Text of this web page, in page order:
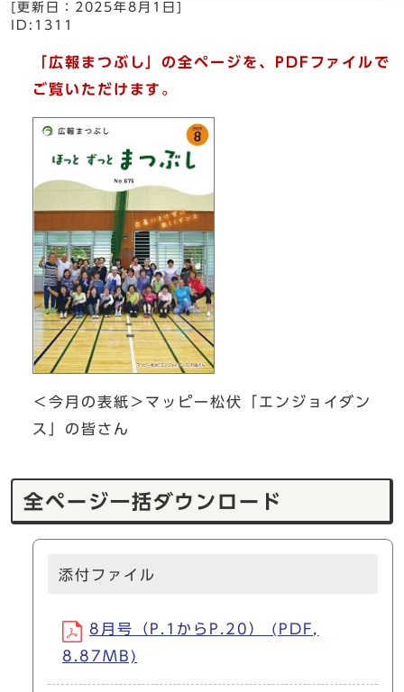
[更新日： 2025年8月1日
ID:1311
「広報まつぶし」の全ページを、PDFファイルで
ご覧いただけます。
＜今月の表紙＞マッピー松伏「エンジョイダン
ス」の皆さん
全ページ一括ダウンロード
添付ファイル
8月号（P.1からP.20） (PDF,
8.87MB)